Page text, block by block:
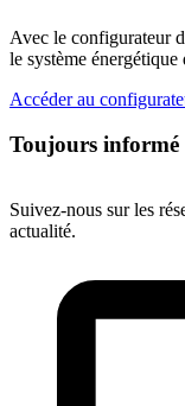
Avec le configurateur
le système
Accéder au
Toujours informé
Suivez-nous sur les
actualité.